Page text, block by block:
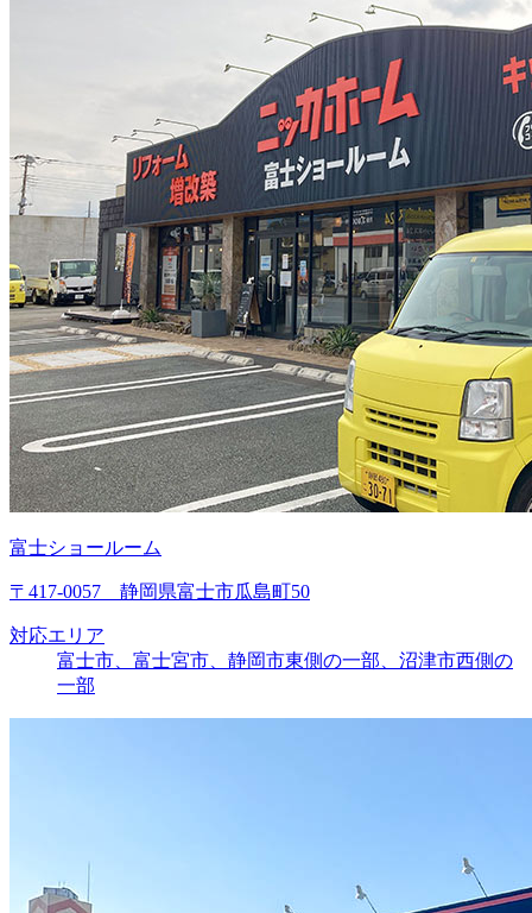
富士ショールーム
〒417-0057 静岡県富士市瓜島町50
対応エリア
富士市、富士宮市、静岡市東側の一部、沼津市西側の
一部